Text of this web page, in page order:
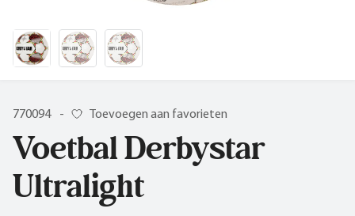
770094 - Toevoegen aan favorieten
Voetbal Derbystar
Ultralight